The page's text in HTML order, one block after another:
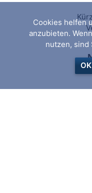
Cookies helfen
anzubieten.
nutzen, sind
OK